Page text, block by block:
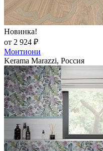
Новинка!
от 2 924 ₽
Монтиони
Kerama Marazzi, Россия